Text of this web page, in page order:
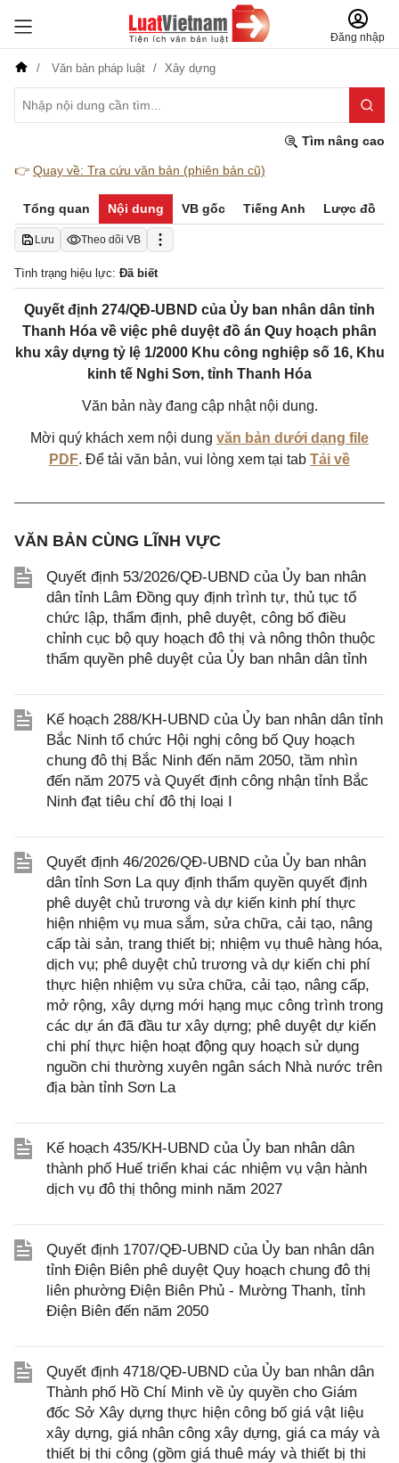
Đăng nhập
Văn bản pháp luật Xây dựng
Tìm nâng cao
👉 Quay về: Tra cứu văn bản (phiên bản cũ)
Tổng quan Nội dung VB gốc Tiếng Anh Lược đồ
Lưu Theo dõi VB
Tình trạng hiệu lực: Đã biết
Quyết định 274/QĐ-UBND của Ủy ban nhân dân tỉnh
Thanh Hóa về việc phê duyệt đồ án Quy hoạch phân
khu xây dựng tỷ lệ 1/2000 Khu công nghiệp số 16, Khu
kinh tế Nghi Sơn, tỉnh Thanh Hóa
Văn bản này đang cập nhật nội dung.
Mời quý khách xem nội dung văn bản dưới dạng file
PDF. Để tải văn bản, vui lòng xem tại tab Tải về
VĂN BẢN CÙNG LĨNH VỰC
Quyết định 53/2026/QĐ-UBND của Ủy ban nhân
dân tỉnh Lâm Đồng quy định trình tự, thủ tục tổ
chức lập, thẩm định, phê duyệt, công bố điều
chỉnh cục bộ quy hoạch đô thị và nông thôn thuộc
thẩm quyền phê duyệt của Ủy ban nhân dân tỉnh
Kế hoạch 288/KH-UBND của Ủy ban nhân dân tỉnh
Bắc Ninh tổ chức Hội nghị công bố Quy hoạch
chung đô thị Bắc Ninh đến năm 2050, tầm nhìn
đến năm 2075 và Quyết định công nhận tỉnh Bắc
Ninh đạt tiêu chí đô thị loại I
Quyết định 46/2026/QĐ-UBND của Ủy ban nhân
dân tỉnh Sơn La quy định thẩm quyền quyết định
phê duyệt chủ trương và dự kiến kinh phí thực
hiện nhiệm vụ mua sắm, sửa chữa, cải tạo, nâng
cấp tài sản, trang thiết bị; nhiệm vụ thuê hàng hóa,
dịch vụ; phê duyệt chủ trương và dự kiến chi phí
thực hiện nhiệm vụ sửa chữa, cải tạo, nâng cấp,
mở rộng, xây dựng mới hạng mục công trình trong
các dự án đã đầu tư xây dựng; phê duyệt dự kiến
chi phí thực hiện hoạt động quy hoạch sử dụng
nguồn chi thường xuyên ngân sách Nhà nước trên
địa bàn tỉnh Sơn La
Kế hoạch 435/KH-UBND của Ủy ban nhân dân
thành phố Huế triển khai các nhiệm vụ vận hành
dịch vụ đô thị thông minh năm 2027
Quyết định 1707/QĐ-UBND của Ủy ban nhân dân
tỉnh Điện Biên phê duyệt Quy hoạch chung đô thị
liên phường Điện Biên Phủ - Mường Thanh, tỉnh
Điện Biên đến năm 2050
Quyết định 4718/QĐ-UBND của Ủy ban nhân dân
Thành phố Hồ Chí Minh về ủy quyền cho Giám
đốc Sở Xây dựng thực hiện công bố giá vật liệu
xây dựng, giá nhân công xây dựng, giá ca máy và
thiết bị thi công (gồm giá thuê máy và thiết bị thi